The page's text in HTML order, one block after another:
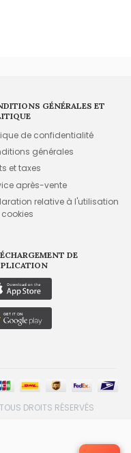
GÉNÉRALES ET
de confidentialité
générales
et taxes
après-vente
relative à l'utilisation
DE
DROITS RÉSERVÉS